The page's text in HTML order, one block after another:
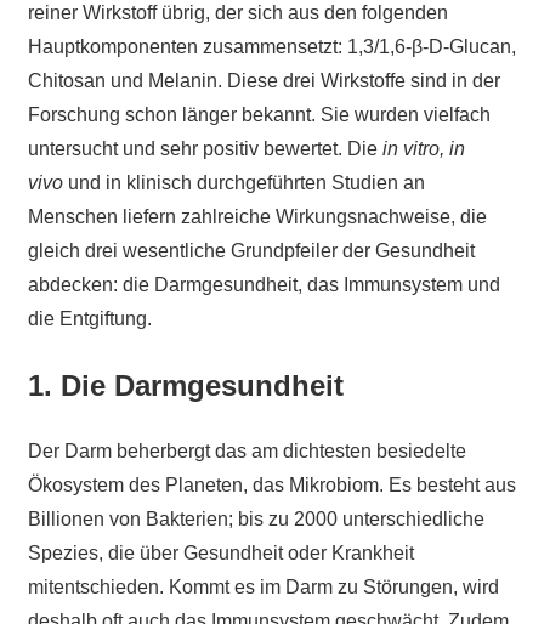
reiner Wirkstoff übrig, der sich aus den folgenden
Hauptkomponenten zusammensetzt: 1,3/1,6-β-D-Glucan,
Chitosan und Melanin. Diese drei Wirkstoffe sind in der
Forschung schon länger bekannt. Sie wurden vielfach
untersucht und sehr positiv bewertet. Die in vitro, in
vivound in klinisch durchgeführten Studien an
Menschen liefern zahlreiche Wirkungsnachweise, die
gleich drei wesentliche Grundpfeiler der Gesundheit
abdecken: die Darmgesundheit, das Immunsystem und
die Entgiftung.
1. Die Darmgesundheit
Der Darm beherbergt das am dichtesten besiedelte
Ökosystem des Planeten, das Mikrobiom. Es besteht aus
Billionen von Bakterien; bis zu 2000 unterschiedliche
Spezies, die über Gesundheit oder Krankheit
mitentschieden. Kommt es im Darm zu Störungen, wird